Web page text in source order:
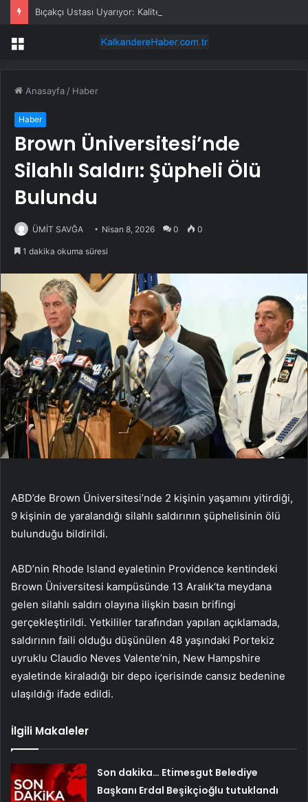
Bıçakçı Ustası Uyarıyor: Kaliteli Bıçak Alın!
Menü
Anasayfa / Haber
Haber
Brown Üniversitesi’nde
Silahlı Saldırı: Şüpheli Ölü
Bulundu
ÜMİT SAVĞA Nisan 8, 2026 0 0
1 dakika okuma süresi
ABD’de Brown Üniversitesi’nde 2 kişinin yaşamını yitirdiği,
9 kişinin de yaralandığı silahlı saldırının şüphelisinin ölü
bulunduğu bildirildi.
ABD’nin Rhode Island eyaletinin Providence kentindeki
Brown Üniversitesi kampüsünde 13 Aralık’ta meydana
gelen silahlı saldırı olayına ilişkin basın brifingi
gerçekleştirildi. Yetkililer tarafından yapılan açıklamada,
saldırının faili olduğu düşünülen 48 yaşındaki Portekiz
uyruklu Claudio Neves Valente’nin, New Hampshire
eyaletinde kiraladığı bir depo içerisinde cansız bedenine
ulaşıldığı ifade edildi.
İlgili Makaleler
Son dakika… Etimesgut Belediye
Başkanı Erdal Beşikçioğlu tutuklandı